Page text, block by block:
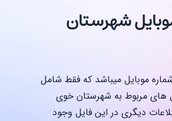
شهرستان
موبایل میباشد که فقط شامل
های مربوط به شهرستان خوی
دیگری در این فایل وجود